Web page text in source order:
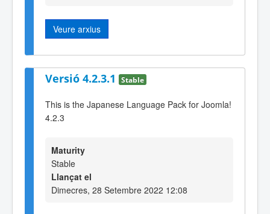
Veure arxius
Versió 4.2.3.1 Stable
This is the Japanese Language Pack for Joomla!
4.2.3
Maturity
Stable
Llançat el
Dimecres, 28 Setembre 2022 12:08